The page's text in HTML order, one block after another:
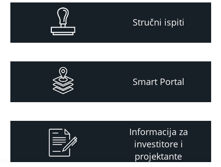
Stručni ispiti
Smart Portal
Informacija za
investitore i
projektante